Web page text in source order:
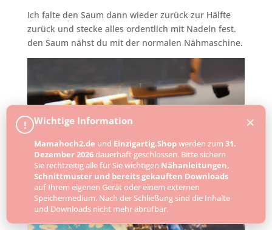
Ich falte den Saum dann wieder zurück zur Hälfte
zurück und stecke alles ordentlich mit Nadeln fest.
den Saum nähst du mit der normalen Nähmaschine.
! Wichtige Information
Mamahoch2.de und Einzigartig.Shopwerden zum 31.
Dezember 2026dauerhaft geschlossen. Bitte sichern
Sie rechtzeitig alle für Sie wichtigen Nähanleitungen,
Schnittmuster und bereits gekauften Downloads
auf Ihrem eigenen Gerät oder einem externen
Speichermedium. Nach der Schließung sind die Inhalte
und Downloads nicht mehr abrufbar.
×